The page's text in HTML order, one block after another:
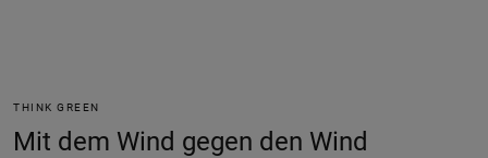
THINK GREEN
Mit dem Wind gegen den Wind